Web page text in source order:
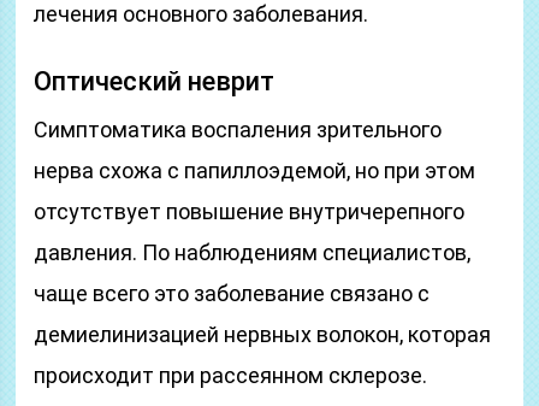
лечения основного заболевания.
Оптический неврит
Симптоматика воспаления зрительного
нерва схожа с папиллоэдемой, но при этом
отсутствует повышение внутричерепного
давления. По наблюдениям специалистов,
чаще всего это заболевание связано с
демиелинизацией нервных волокон, которая
происходит при рассеянном склерозе.